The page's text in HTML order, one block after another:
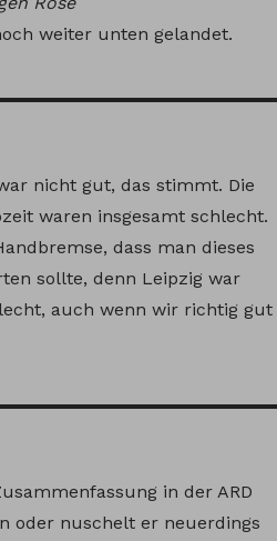
weiter unten gelandet.
nicht gut, das stimmt. Die
waren insgesamt schlecht.
dass man dieses
sollte, denn Leipzig war
auch wenn wir richtig gut
in der ARD
oder nuschelt er neuerdings